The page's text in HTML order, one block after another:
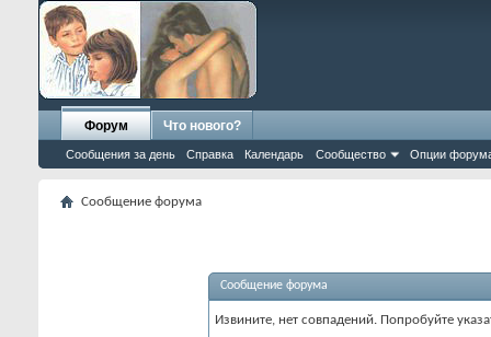
Форум
Сообщения за день Справка Календарь Сообщество Опции
Что нового?
Сообщение форума
Сообщение форума
Извините, нет совпадений. Попробуйте